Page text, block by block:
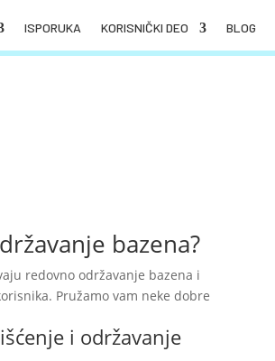
ISPORUKA KORISNIČKI DEO BLOG
bazena?
redovno održavanje bazena i
Pružamo vam neke dobre
i održavanje